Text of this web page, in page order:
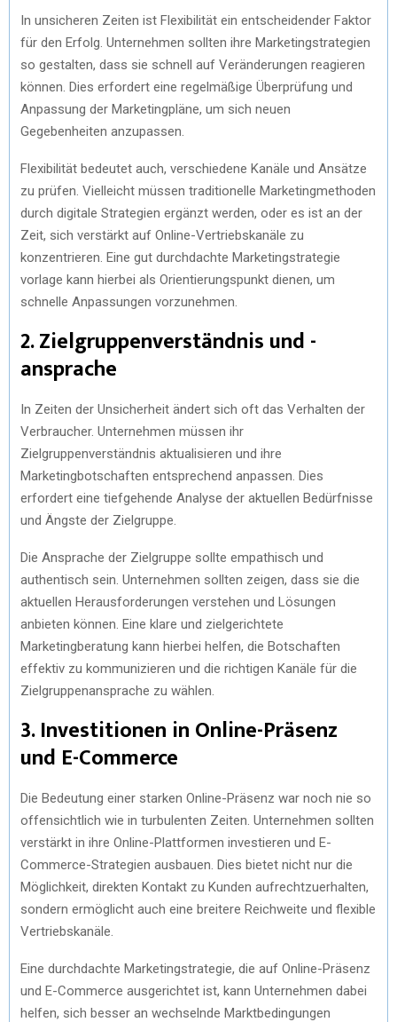
In unsicheren Zeiten ist Flexibilität ein entscheidender Faktor
für den Erfolg. Unternehmen sollten ihre Marketingstrategien
so gestalten, dass sie schnell auf Veränderungen reagieren
können. Dies erfordert eine regelmäßige Überprüfung und
Anpassung der Marketingpläne, um sich neuen
Gegebenheiten anzupassen.
Flexibilität bedeutet auch, verschiedene Kanäle und Ansätze
zu prüfen. Vielleicht müssen traditionelle Marketingmethoden
durch digitale Strategien ergänzt werden, oder es ist an der
Zeit, sich verstärkt auf Online-Vertriebskanäle zu
konzentrieren. Eine gut durchdachte Marketingstrategie
vorlage kann hierbei als Orientierungspunkt dienen, um
schnelle Anpassungen vorzunehmen.
2. Zielgruppenverständnis und -
ansprache
In Zeiten der Unsicherheit ändert sich oft das Verhalten der
Verbraucher. Unternehmen müssen ihr
Zielgruppenverständnis aktualisieren und ihre
Marketingbotschaften entsprechend anpassen. Dies
erfordert eine tiefgehende Analyse der aktuellen Bedürfnisse
und Ängste der Zielgruppe.
Die Ansprache der Zielgruppe sollte empathisch und
authentisch sein. Unternehmen sollten zeigen, dass sie die
aktuellen Herausforderungen verstehen und Lösungen
anbieten können. Eine klare und zielgerichtete
Marketingberatung kann hierbei helfen, die Botschaften
effektiv zu kommunizieren und die richtigen Kanäle für die
Zielgruppenansprache zu wählen.
3. Investitionen in Online-Präsenz
und E-Commerce
Die Bedeutung einer starken Online-Präsenz war noch nie so
offensichtlich wie in turbulenten Zeiten. Unternehmen sollten
verstärkt in ihre Online-Plattformen investieren und E-
Commerce-Strategien ausbauen. Dies bietet nicht nur die
Möglichkeit, direkten Kontakt zu Kunden aufrechtzuerhalten,
sondern ermöglicht auch eine breitere Reichweite und flexible
Vertriebskanäle.
Eine durchdachte Marketingstrategie, die auf Online-Präsenz
und E-Commerce ausgerichtet ist, kann Unternehmen dabei
helfen, sich besser an wechselnde Marktbedingungen